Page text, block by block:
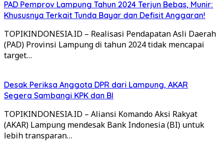
PAD Pemprov Lampung Tahun 2024 Terjun Bebas, Munir:
Khususnya Terkait Tunda Bayar dan Defisit Anggaran!
TOPIKINDONESIA.ID – Realisasi Pendapatan Asli Daerah
(PAD) Provinsi Lampung di tahun 2024 tidak mencapai
target…
Desak Periksa Anggota DPR dari Lampung, AKAR
Segera Sambangi KPK dan BI
TOPIKINDONESIA.ID – Aliansi Komando Aksi Rakyat
(AKAR) Lampung mendesak Bank Indonesia (BI) untuk
lebih transparan…